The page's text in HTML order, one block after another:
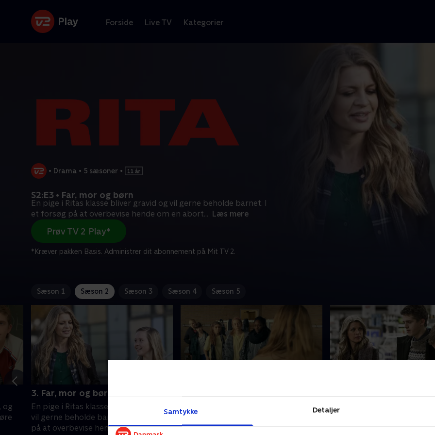
Samtykke Detaljer
Forside Live TV Kategorier
• Drama • 5 sæsoner •
S2:E3 • Far, mor og børn
En pige i Ritas klasse bliver gravid og vil gerne beholde barnet. I
et forsøg på at overbevise hende om en abort... Læs mere
Prøv TV 2 Play*
*Kræver pakken Basis. Administrer dit abonnement på Mit TV 2.
Sæson 1 Sæson 2 Sæson 3 Sæson 4 Sæson 5
og
3. Far, mor og børn
En pige i Ritas klasse bliver gravid og
vil gerne beholde barnet. I et forsøg
på at overbevise hende om en abort
Det er idrætsdag, og Helle insisterer
på at lave regler, som beskytter
taberne mod en dårlig oplevelse -
En af skolens lærere